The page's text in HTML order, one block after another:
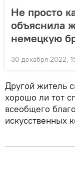
Не просто
объяснила
немецкую
30 декабря 2022,
Другой житель
хорошо ли тот
всеобщего
искусственных